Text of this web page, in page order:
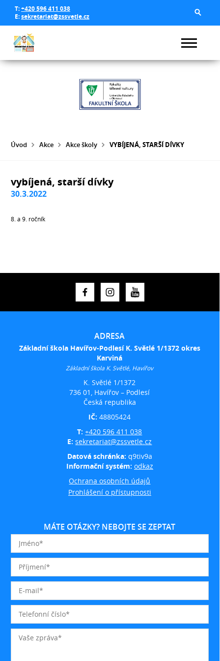
T:+420 596 411 038
E:sekretariat@zssvetle.cz
Úvod Akce Akce školy VYBÍJENÁ, STARŠÍ DÍVKY
vybíjená, starší dívky
30.3.2022
8. a 9. ročník
ADRESA
Základní škola Havířov-Podlesí K. Světlé 1/1372 okres
Karviná
Základní škola K. Světlé, Havířov
K. Světlé 1/1372
736 01, Havířov – Podlesí
Česká republika
IČ:48805424
T:+420 596 411 038
E:sekretariat@zssvetle.cz
Datová schránka: q9tiv9a
Informační systém: odkaz
Ochrana osobních údajů
Prohlášení o přístupnosti
MÁTE OTÁZKY? NEBOJTE SE ZEPTAT